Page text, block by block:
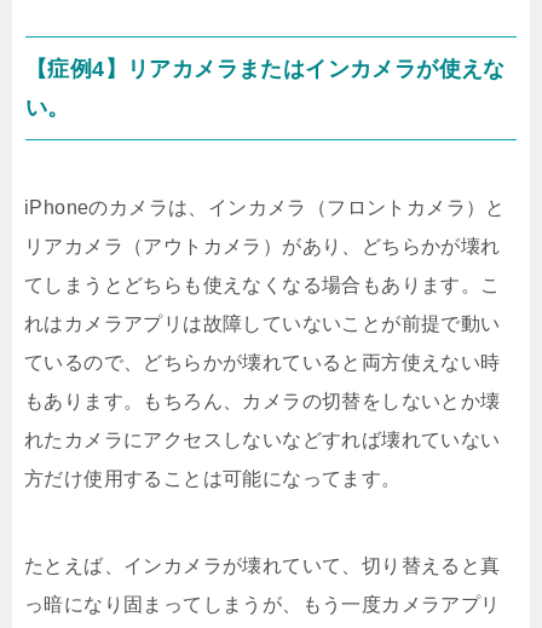
【症例4】リアカメラまたはインカメラが使えな
い。
iPhoneのカメラは、インカメラ（フロントカメラ）と
リアカメラ（アウトカメラ）があり、どちらかが壊れ
てしまうとどちらも使えなくなる場合もあります。こ
れはカメラアプリは故障していないことが前提で動い
ているので、どちらかが壊れていると両方使えない時
もあります。もちろん、カメラの切替をしないとか壊
れたカメラにアクセスしないなどすれば壊れていない
方だけ使用することは可能になってます。
たとえば、インカメラが壊れていて、切り替えると真
っ暗になり固まってしまうが、もう一度カメラアプリ